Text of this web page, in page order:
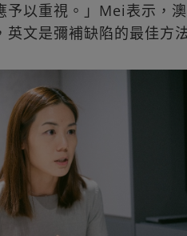
予以重視。」Mei表示，
文是彌補缺陷的最佳方